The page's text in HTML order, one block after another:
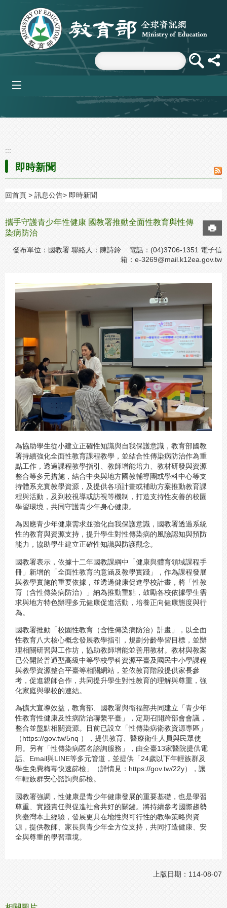
跳到主要內容區塊
:::
即時新聞
回首頁 訊息公告 即時新聞
攜手守護青少年性健康 國教署推動全面性教育與性傳
染病防治
發布單位：國教署 聯絡人：陳詩鈴 電話：(04)3706-1351 電子信
箱： e-3269@mail.k12ea.gov.tw
為協助學生從小建立正確性知識與自我保護意識，教育部國教
署持續強化全面性教育課程教學，並結合性傳染病防治作為重
點工作，透過課程教學指引、教師增能培力、教材研發與資源
整合等多元措施，結合中央與地方國教輔導團或學科中心等支
持體系充實教學資源，及提供各項計畫或補助方案推動教育課
程與活動，及到校視導或訪視等機制，打造支持性友善的校園
學習環境，共同守護青少年身心健康。
為因應青少年健康需求並強化自我保護意識，國教署透過系統
性的教育與資源支持，提升學生對性傳染病的風險認知與預防
能力，協助學生建立正確性知識與防護觀念。
國教署表示，依據十二年國教課綱中「健康與體育領域課程手
冊」新增的「全面性教育的意涵及教學實踐」，作為課程發展
與教學實施的重要依據，並透過健康促進學校計畫，將「性教
育（含性傳染病防治）」納為推動重點，鼓勵各校依據學生需
求與地方特色辦理多元健康促進活動，培養正向健康態度與行
為。
國教署推動「校園性教育（含性傳染病防治）計畫」，以全面
性教育八大核心概念發展教學指引，規劃分齡學習目標，並辦
理相關研習與工作坊，協助教師增能並善用教材。教材與教案
已公開於普通型高級中等學校學科資源平臺及國民中小學課程
與教學資源整合平臺等相關網站，並依教育階段提供家長參
考，促進親師合作，共同提升學生對性教育的理解與尊重，強
化家庭與學校的連結。
為擴大宣導效益，教育部、國教署與衛福部共同建立「青少年
性教育性健康及性病防治聯繫平臺」，定期召開跨部會會議，
整合並盤點相關資源。目前已設立「性傳染病衛教資源專區」
（https://gov.tw/5nq ），提供教育、醫療衛生人員與民眾使
用。另有「性傳染病匿名諮詢服務」，由全臺13家醫院提供電
話、Email與LINE等多元管道，並提供「24歲以下年輕族群及
學生免費梅毒快速篩檢」（詳情見：https://gov.tw/22y），讓
年輕族群安心諮詢與篩檢。
國教署強調，性健康是青少年健康發展的重要基礎，也是學習
尊重、實踐責任與促進社會共好的關鍵。將持續參考國際趨勢
與臺灣本土經驗，發展更具在地性與可行性的教學策略與資
源，提供教師、家長與青少年全方位支持，共同打造健康、安
全與尊重的學習環境。
上版日期：114-08-07